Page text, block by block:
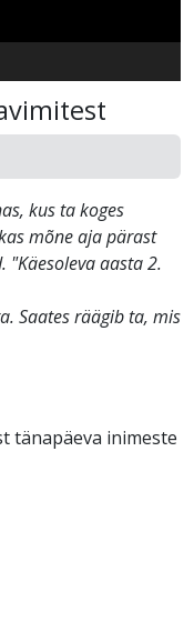
kus ta koges
mõne aja pärast
aasta 2.
Saates räägib ta, mis
tänapäeva inimeste